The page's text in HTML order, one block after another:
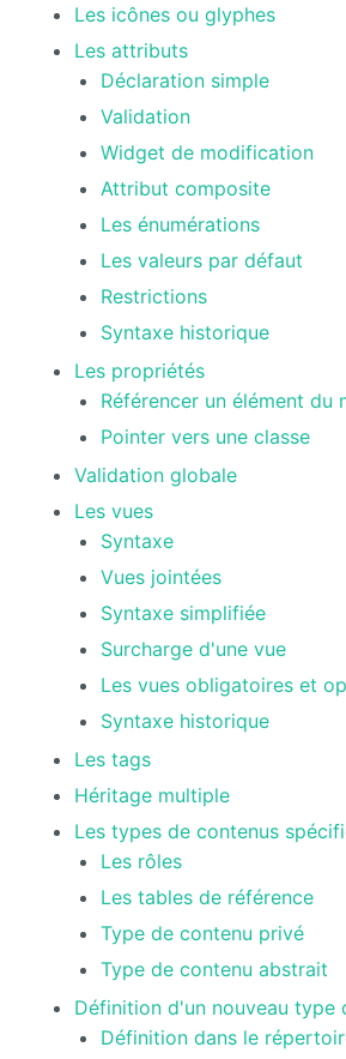
Les icônes ou glyphes
Les attributs
Déclaration simple
Validation
Widget de modification
Attribut composite
Les énumérations
Les valeurs par défaut
Restrictions
Syntaxe historique
Les propriétés
Référencer un élément du
Pointer vers une classe
Validation globale
Les vues
Syntaxe
Vues jointées
Syntaxe simplifiée
Surcharge d'une vue
Les vues obligatoires et
Syntaxe historique
Les tags
Héritage multiple
Les types de contenus
Les rôles
Les tables de référence
Type de contenu privé
Type de contenu abstrait
Définition d'un nouveau type
Définition dans le